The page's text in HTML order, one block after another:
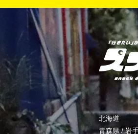
北海道
青森県/岩